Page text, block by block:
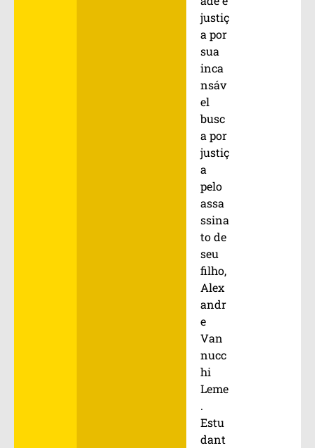
justiç
a por
sua
inca
nsáv
el
busc
a por
justiç
a
pelo
assa
ssina
to de
seu
filho,
Alex
andr
e
Van
nucc
hi
Leme
.
Estu
dant